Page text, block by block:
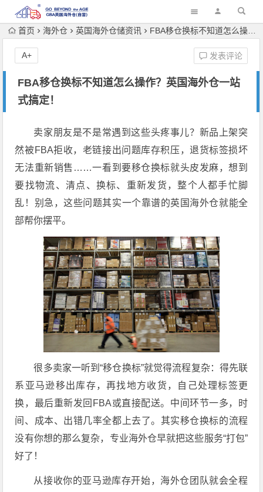
首页 海外仓 英国海外仓储资讯 FBA移仓换标不知道怎么操作？英国海外仓一站式搞定！
FBA移仓换标不知道怎么操作？英国海外仓一站
式搞定！
发表评论
A+
卖家朋友是不是常遇到这些头疼事儿？新品上架突
然被FBA拒收，老链接出问题库存积压，退货标签损坏
无法重新销售……一看到要移仓换标就头皮发麻，想到
要找物流、清点、换标、重新发货，整个人都手忙脚
乱！别急，这些问题其实一个靠谱的英国海外仓就能全
部帮你摆平。
很多卖家一听到“移仓换标”就觉得流程复杂：得先联
系亚马逊移出库存，再找地方收货，自己处理标签更
换，最后重新发回FBA或直接配送。中间环节一多，时
间、成本、出错几率全都上去了。其实移仓换标的流程
没有你想的那么复杂，专业海外仓早就把这些服务“打包”
好了！
从接收你的亚马逊库存开始，海外仓团队就会全程